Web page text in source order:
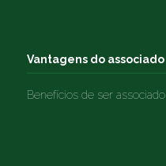
Vantagens do associado
Benefícios de ser associado